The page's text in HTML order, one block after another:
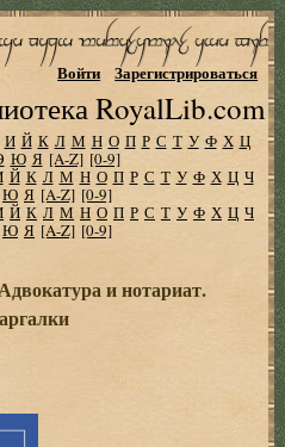
RoyalLib.com
Войти Зарегистрироваться
И Й К Л М Н О П Р С Т У Ф Х Ц
Ю Я [A-Z] [0-9]
Й К Л М Н О П Р С Т У Ф Х Ц Ч
Ю Я [A-Z] [0-9]
Й К Л М Н О П Р С Т У Ф Х Ц Ч
Ю Я [A-Z] [0-9]
и нотариат.